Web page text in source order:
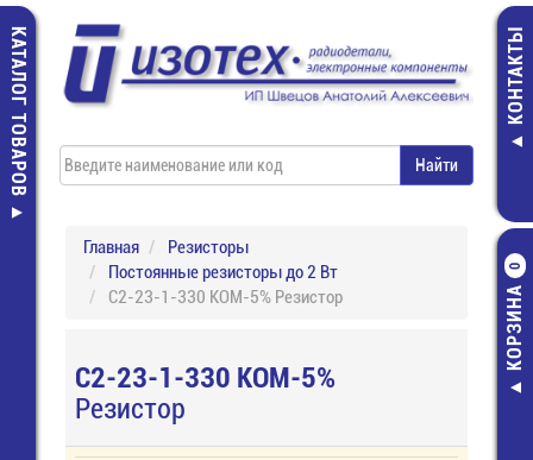
КАТАЛОГ ТОВАРОВ КОНТАКТЫ
КОРЗИНА
0
Главная
Резисторы
Постоянные резисторы до 2 Вт
С2-23-1-330 КОМ-5% Резистор
С2-23-1-330 КОМ-5%
Резистор